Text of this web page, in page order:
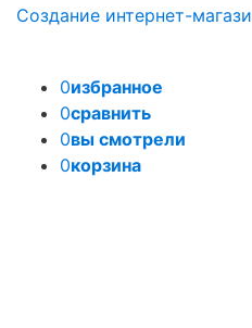
Создание интернет-
0избранное
0сравнить
0вы смотрели
0корзина